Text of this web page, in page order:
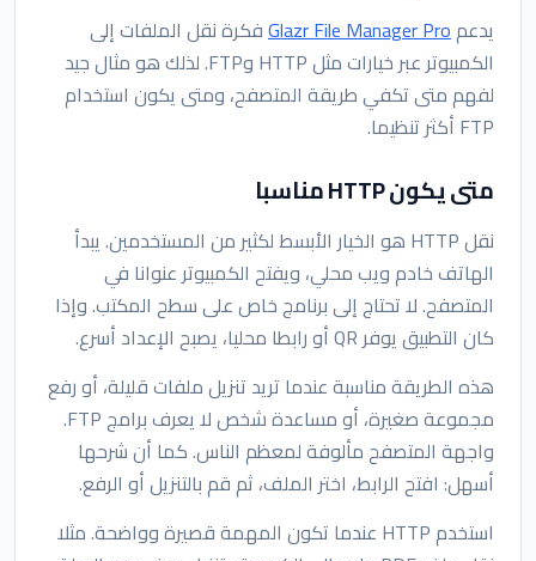
يدعمGlazr File Manager Proفكرة نقل الملفات إلى
الكمبيوتر عبر خيارات مثل HTTP وFTP. لذلك هو مثال جيد
لفهم متى تكفي طريقة المتصفح، ومتى يكون استخدام
FTP أكثر تنظيما.
متى يكون HTTP مناسبا
نقل HTTP هو الخيار الأبسط لكثير من المستخدمين. يبدأ
الهاتف خادم ويب محلي، ويفتح الكمبيوتر عنوانا في
المتصفح. لا تحتاج إلى برنامج خاص على سطح المكتب. وإذا
كان التطبيق يوفر QR أو رابطا محليا، يصبح الإعداد أسرع.
هذه الطريقة مناسبة عندما تريد تنزيل ملفات قليلة، أو رفع
مجموعة صغيرة، أو مساعدة شخص لا يعرف برامج FTP.
واجهة المتصفح مألوفة لمعظم الناس. كما أن شرحها
أسهل: افتح الرابط، اختر الملف، ثم قم بالتنزيل أو الرفع.
استخدم HTTP عندما تكون المهمة قصيرة وواضحة. مثلا